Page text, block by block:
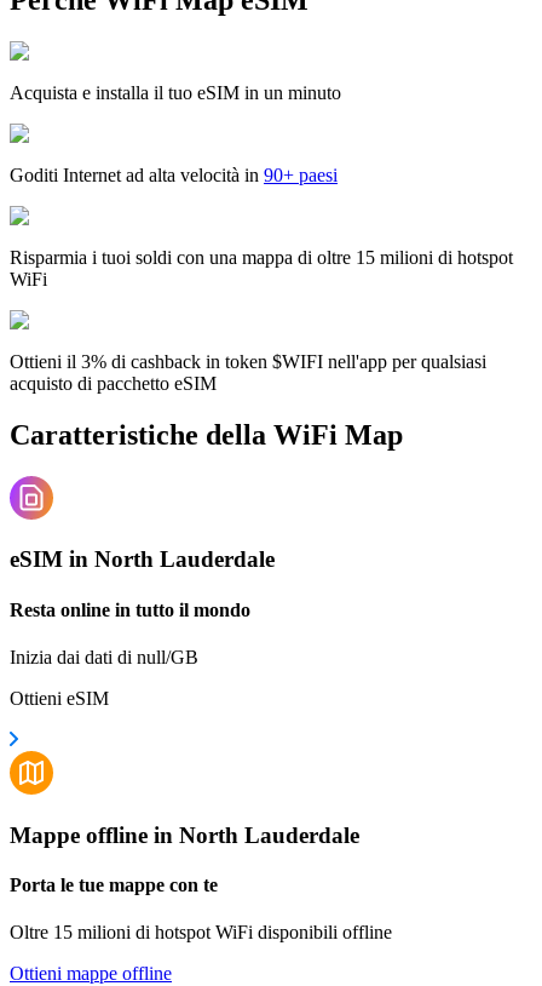
Acquista e installa il tuo eSIM in un minuto
Goditi Internet ad alta velocità in 90+ paesi
Risparmia i tuoi soldi con una mappa di oltre 15 milioni di hotspot
WiFi
Ottieni il 3% di cashback in token $WIFI nell'app per qualsiasi
acquisto di pacchetto eSIM
Caratteristiche della WiFi Map
eSIM in North Lauderdale
Resta online in tutto il mondo
Inizia dai dati di null/GB
Ottieni eSIM
Mappe offline in North Lauderdale
Porta le tue mappe con te
Oltre 15 milioni di hotspot WiFi disponibili offline
Ottieni mappe offline